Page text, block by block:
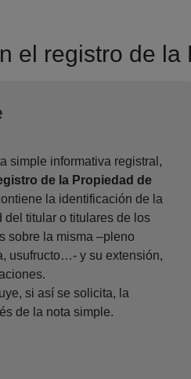
el registro de la
Ventana nueva
simple informativa registral,
de la Propiedad de
la identificación de la
del titular o titulares de los
sobre la misma –pleno
usufructo…- y su extensión,
si así se solicita, la
de la nota simple.